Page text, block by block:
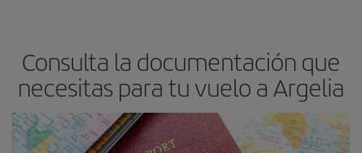
Consulta la documentación que
necesitas para tu vuelo a Argelia